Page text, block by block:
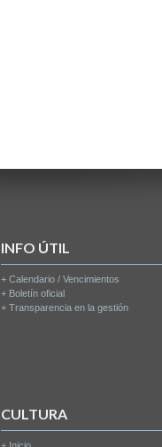
INFO ÚTIL
+Calendario / Vencimientos
+ Boletín oficial
+Transparencia en la gestión
CULTURA